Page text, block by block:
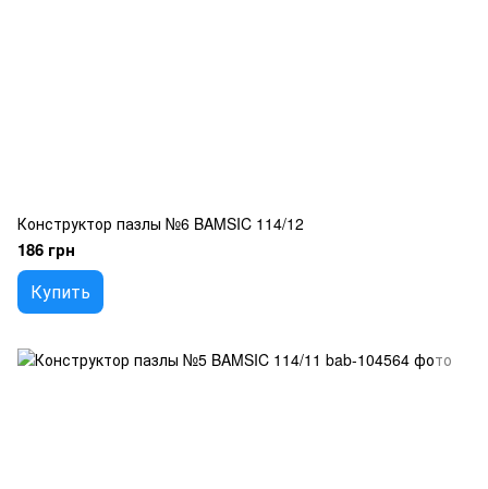
Конструктор пазлы №6 BAMSIC 114/12
186 грн
Купить